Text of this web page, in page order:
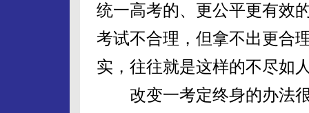
统一高考的、更公平更有效
考试不合理，但拿不出更合
实，往往就是这样的不尽如
改变一考定终身的办法很